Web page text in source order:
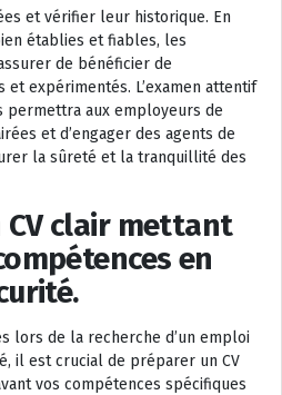
et vérifier leur historique. En
établies et fiables, les
de bénéficier de
expérimentés. L’examen attentif
permettra aux employeurs de
et d’engager des agents de
la sûreté et la tranquillité des
CV clair mettant
en
lors de la recherche d’un emploi
il est crucial de préparer un CV
vos compétences spécifiques